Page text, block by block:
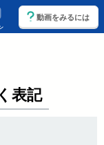
動画をみるには
表記